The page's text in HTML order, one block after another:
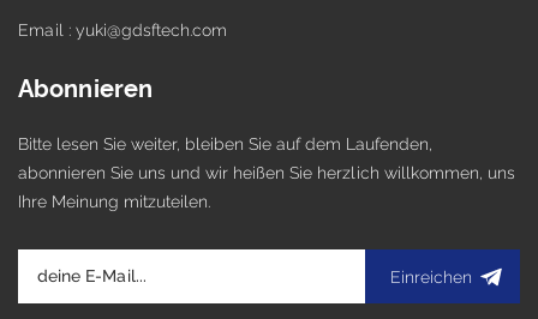
Email : yuki@gdsftech.com
Abonnieren
Bitte lesen Sie weiter, bleiben Sie auf dem Laufenden,
abonnieren Sie uns und wir heißen Sie herzlich willkommen, uns
Ihre Meinung mitzuteilen.
Einreichen